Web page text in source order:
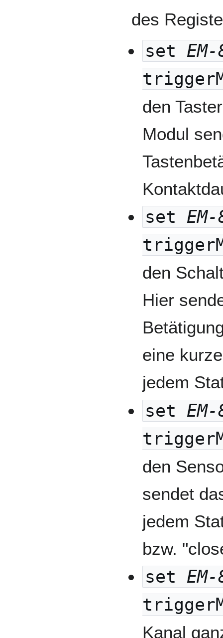
des
set
den
Modul
set
den
Hier
eine
jedem
set
den
sendet
jedem
bzw.
set
Kanal